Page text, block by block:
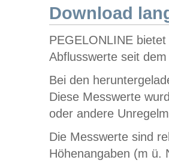
Download
PEGELONLINE
Abflusswerte seit
Bei den
Diese Messwerte
oder andere
Die Messwerte sind
Höhenangaben (m ü.